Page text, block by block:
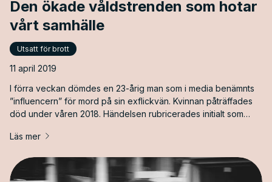
Den ökade våldstrenden som hotar
vårt samhälle
Utsatt för brott
11 april 2019
I förra veckan dömdes en 23-årig man som i media benämnts
”influencern” för mord på sin exflickvän. Kvinnan påträffades
död under våren 2018. Händelsen rubricerades initialt som
mord efter att vänner och familj till offret tagit kontakt med
Läs mer